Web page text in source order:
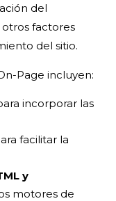
del
factores
del sitio.
Page incluyen:
incorporar las
facilitar la
y
motores de